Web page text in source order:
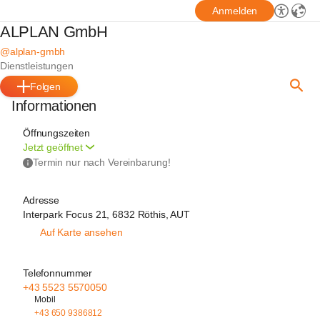
Anmelden
ALPLAN GmbH
@alplan-gmbh
Dienstleistungen
Folgen
Informationen
Öffnungszeiten
Jetzt geöffnet
Termin nur nach Vereinbarung!
Adresse
Interpark Focus 21, 6832 Röthis, AUT
Auf Karte ansehen
Telefonnummer
+43 5523 5570050
Mobil
+43 650 9386812